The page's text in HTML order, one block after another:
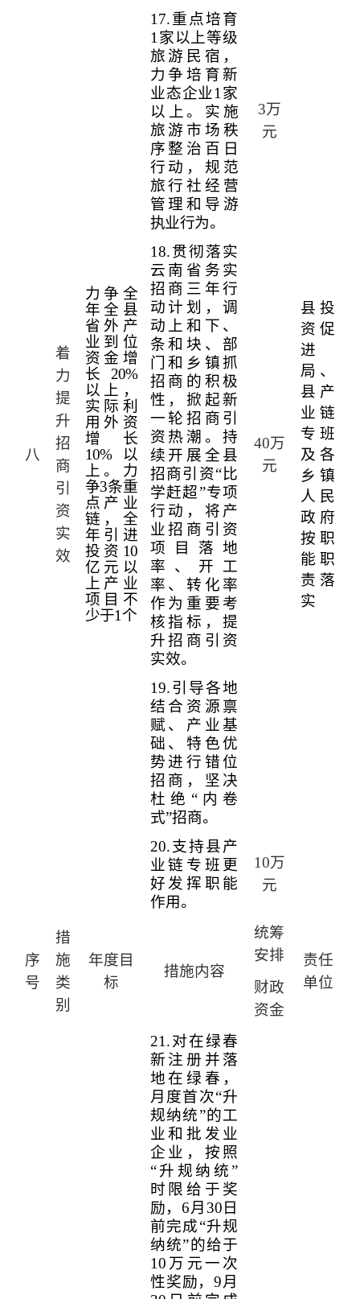
17.重点培育
1 家以上等级
旅游民宿，
力争培育新
业态企业1 家
以上。 实施
旅游市场秩
序整治百日
行动，规范
旅行社经营
管理和导游
执业行为。
3万
元
八
着
力
提
升
招
商
引
资
实
效
力争全
年全县
省外产
业到位
资金增
长 20%
以上，
实际利
用外资
增长
10%以
上。力
争3条重
点产业
链，全
年引进
投资 10
亿元以
上产业
项目不
少于1个
18.贯彻落实
云南省务实
招商三年行
动计划，调
动上和下、
条和块、部
门和乡镇抓
招商的积极
性，掀起新
一轮招商引
资热潮。持
续开展全县
招商引资“比
学赶超”专项
行动，将产
业招商引资
项目落地
率、开工
率、转化率
作为重要考
核指标，提
升招商引资
实效。
40万
元
县投
资促
进
局、
县产
业链
专班
及各
乡镇
人民
政府
按职
能职
责落
实
19.引导各地
结合资源禀
赋、产业基
础、特色优
势进行错位
招商，坚决
杜绝“内卷
式”招商。
20.支持县产
业链专班更
好发挥职能
作用。
10万
元
序
号
措
施
类
别
年度目
标
措施内容
统筹
安排
财政
资金
责任
单位
21.对在绿春
新注册并落
地在绿春，
月度首次“升
规纳统”的工
业和批发业
企业，按照
“升规纳统”
时限给于奖
励，6月 30 日
前完成“升规
纳统”的给于
10 万元一次
性奖励，9月